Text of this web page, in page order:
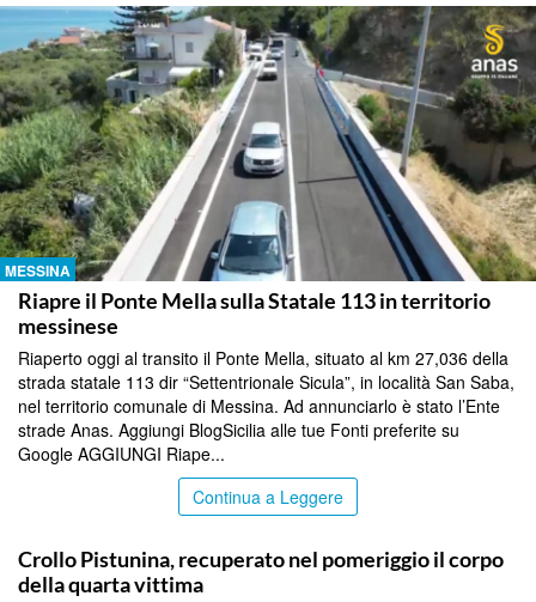
MESSINA
Riapre il Ponte Mella sulla Statale 113 in territorio
messinese
Riaperto oggi al transito il Ponte Mella, situato al km 27,036 della
strada statale 113 dir “Settentrionale Sicula”, in località San Saba,
nel territorio comunale di Messina. Ad annunciarlo è stato l’Ente
strade Anas. Aggiungi BlogSicilia alle tue Fonti preferite su
Google AGGIUNGI Riape...
Continua a Leggere
Crollo Pistunina, recuperato nel pomeriggio il corpo
della quarta vittima